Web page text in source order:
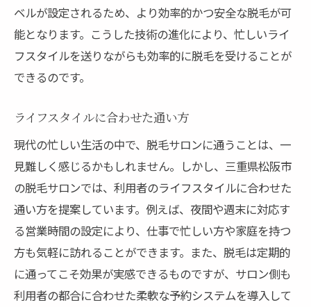
ベルが設定されるため、より効率的かつ安全な脱毛が可
能となります。こうした技術の進化により、忙しいライ
フスタイルを送りながらも効率的に脱毛を受けることが
できるのです。
ライフスタイルに合わせた通い方
現代の忙しい生活の中で、脱毛サロンに通うことは、一
見難しく感じるかもしれません。しかし、三重県松阪市
の脱毛サロンでは、利用者のライフスタイルに合わせた
通い方を提案しています。例えば、夜間や週末に対応す
る営業時間の設定により、仕事で忙しい方や家庭を持つ
方も気軽に訪れることができます。また、脱毛は定期的
に通ってこそ効果が実感できるものですが、サロン側も
利用者の都合に合わせた柔軟な予約システムを導入して